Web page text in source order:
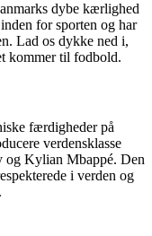
dybe kærlighed
for sporten og har
Lad os dykke ned i,
kommer til fodbold.
færdigheder på
verdensklasse
og Kylian Mbappé. Den
i verden og